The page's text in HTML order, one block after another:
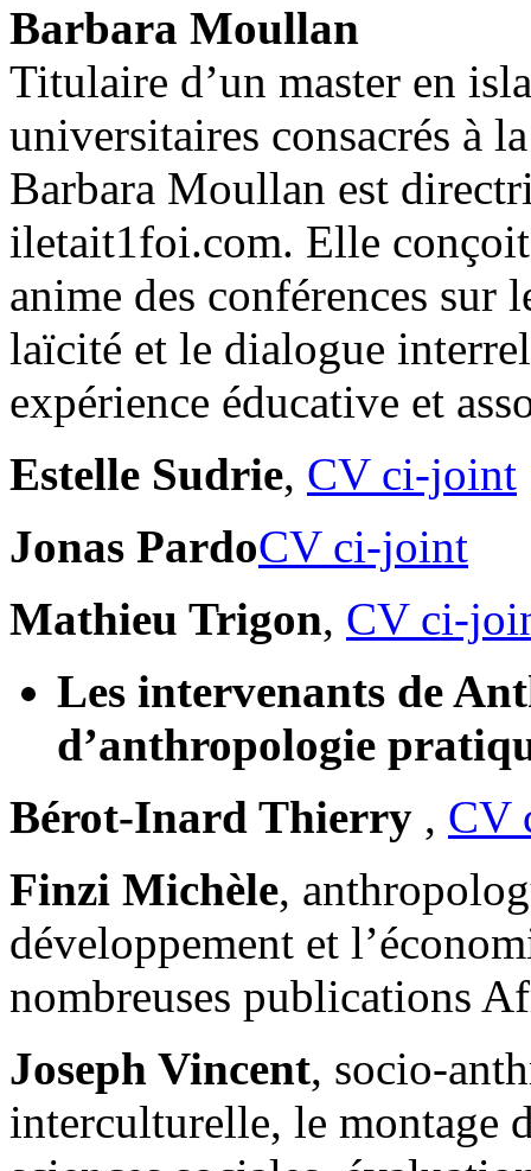
Barbara Moullan
Titulaire d’un master en
universitaires consacrés à
Barbara Moullan est
iletait1foi.com. Elle conçoit
anime des conférences sur
laïcité et le dialogue
expérience éducative et
Estelle Sudrie, CV ci-joint
Jonas PardoCV ci-joint
Mathieu Trigon, CV ci-
Les intervenants de
d’anthropologie
Bérot-Inard Thierry , CV
Finzi Michèle,
développement et
nombreuses publications
Joseph Vincent, socio-
interculturelle, le montage